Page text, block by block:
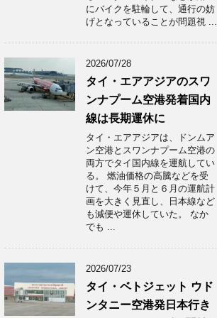
にバイクを駐輪して、通行の妨
げとなっていることが問題視 ...
2026/07/28
タイ・エアアジアのスワ
ンナプーム空港発着国内
線は長期運休に
タイ・エアアジアは、ドンムア
ン空港とスワンナプーム空港の
両方でタイ国内線を運航してい
る。 燃油価格の高騰などを受
けて、今年５月と６月の運航計
画を大きく見直し、日本線など
も減便や運休していた。 なか
でも ...
2026/07/23
タイ・ベトジェット ウド
ンタニー空港発日本行き